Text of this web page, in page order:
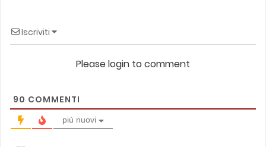
Iscriviti
Please login to comment
90 COMMENTI
più nuovi